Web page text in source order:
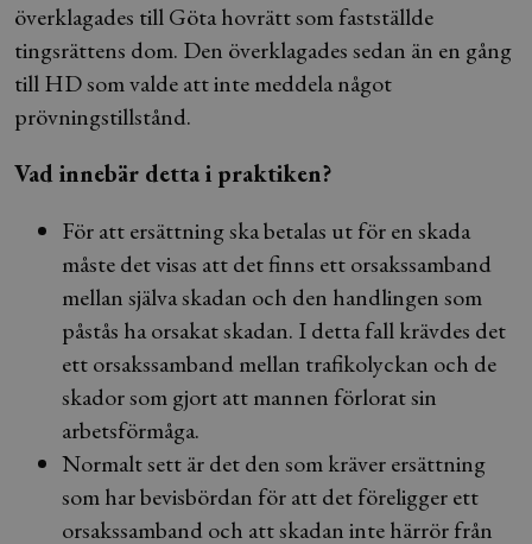
överklagades till Göta hovrätt som fastställde
tingsrättens dom. Den överklagades sedan än en gång
till HD som valde att inte meddela något
prövningstillstånd.
Vad innebär detta i praktiken?
För att ersättning ska betalas ut för en skada
måste det visas att det finns ett orsakssamband
mellan själva skadan och den handlingen som
påstås ha orsakat skadan. I detta fall krävdes det
ett orsakssamband mellan trafikolyckan och de
skador som gjort att mannen förlorat sin
arbetsförmåga.
Normalt sett är det den som kräver ersättning
som har bevisbördan för att det föreligger ett
orsakssamband och att skadan inte härrör från